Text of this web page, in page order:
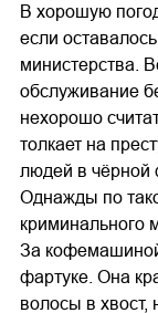
В хорошую
если
министерства.
обслуживание
нехорошо
толкает на
людей в чёрной
Однажды по
криминального
За
фартуке. Она
волосы в хвост,